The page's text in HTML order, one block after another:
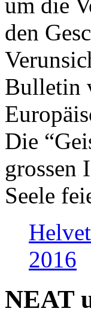
den
Bulletin
Die
grossen
Seele
2016
NEAT